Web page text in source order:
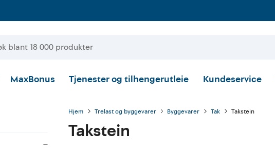
MaxBonus Tjenester og tilhengerutleie Kundeservice
Hjem Trelast og byggevarer Byggevarer Tak Takstein
Takstein